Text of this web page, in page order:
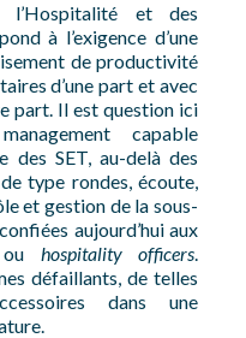
l’Hospitalité et des
à l’exigence d’une
de productivité
d’une part et avec
part. Il est question ici
capable
des SET, au-delà des
type rondes, écoute,
et gestion de la sous-
aujourd’hui aux
hospitality officers.
défaillants, de telles
dans une